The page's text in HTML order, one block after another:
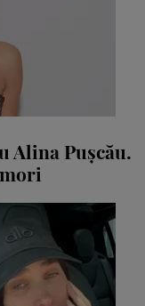
Alina Pușcău.